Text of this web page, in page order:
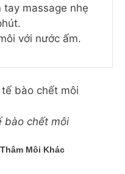
tay massage nhẹ
với nước ấm.
bào chết môi
Môi Khác